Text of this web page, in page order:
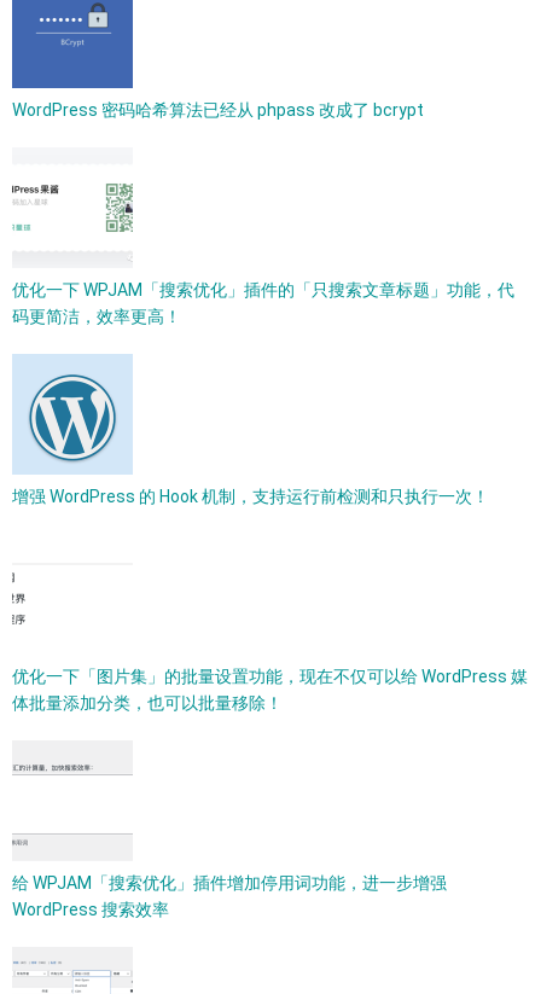
WordPress 密码哈希算法已经从 phpass 改成了 bcrypt​
优化一下 WPJAM「搜索优化」插件的「只搜索文章标题」功能，代
码更简洁，效率更高！
增强 WordPress 的 Hook 机制，支持运行前检测和只执行一次！
优化一下「图片集」的批量设置功能，现在不仅可以给 WordPress 媒
体批量添加分类，也可以批量移除！
给 WPJAM「搜索优化」插件增加停用词功能，进一步增强
WordPress 搜索效率